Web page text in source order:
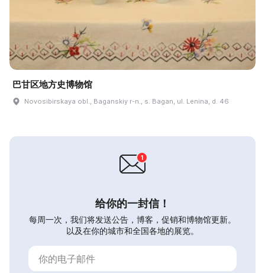
巴甘区地方史博物馆
Novosibirskaya obl., Baganskiy r-n., s. Bagan, ul. Lenina, d. 46
给你的一封信！
每周一次，我们将发送公告，博客，促销和博物馆更新。
以及在你的城市和全国各地的展览。